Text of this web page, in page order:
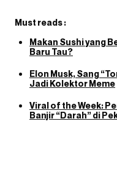
Must reads :
Makan Sushi yang
Baru Tau?
Elon Musk, Sang
Jadi Kolektor Meme
Viral of the Week:
Banjir “Darah” di